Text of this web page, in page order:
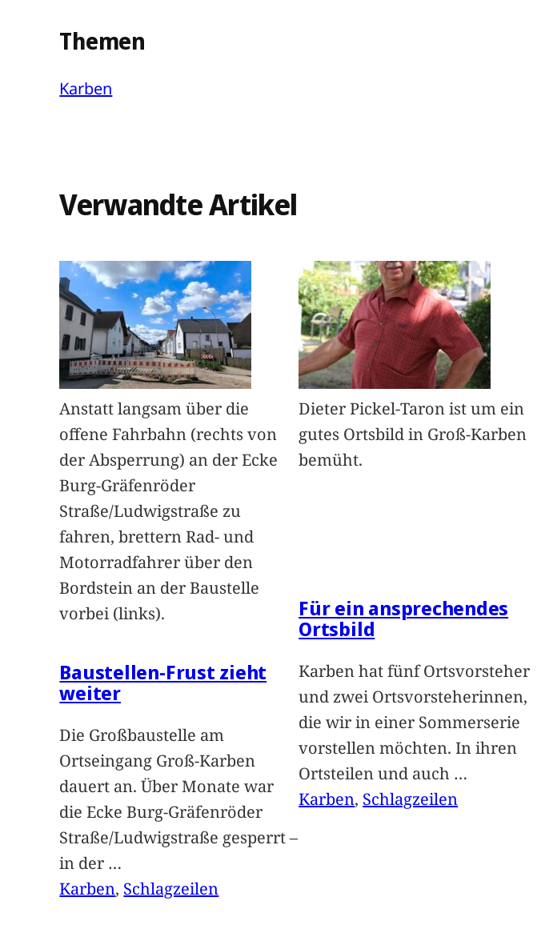
Themen
Karben
Verwandte Artikel
Anstatt langsam über die
offene Fahrbahn (rechts von
der Absperrung) an der Ecke
Burg-Gräfenröder
Straße/Ludwigstraße zu
fahren, brettern Rad- und
Motorradfahrer über den
Bordstein an der Baustelle
vorbei (links).
Baustellen-Frust zieht
weiter
Die Großbaustelle am
Ortseingang Groß-Karben
dauert an. Über Monate war
die Ecke Burg-Gräfenröder
Straße/Ludwigstraße gesperrt –
in der …
Karben, Schlagzeilen
Dieter Pickel-Taron ist um ein
gutes Ortsbild in Groß-Karben
bemüht.
Für ein ansprechendes
Ortsbild
Karben hat fünf Ortsvorsteher
und zwei Ortsvorsteherinnen,
die wir in einer Sommerserie
vorstellen möchten. In ihren
Ortsteilen und auch …
Karben, Schlagzeilen